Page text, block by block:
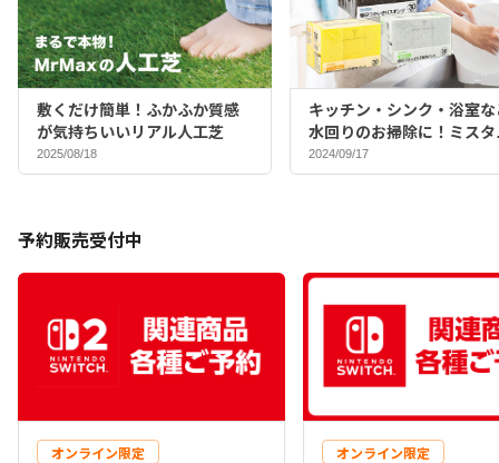
敷くだけ簡単！ふかふか質感
が気持ちいいリアル人工芝
2025/08/18
キッチン・シンク・浴室な
水回りのお掃除に！ミスタ
マックスバイヤーおすすめ
ポンジ♪
2024/09/17
予約販売受付中
オンライン限定 オンライン限定